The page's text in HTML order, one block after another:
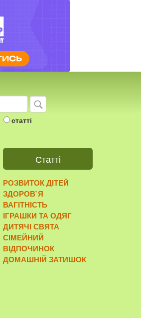
статті
Статті
РОЗВИТОК ДІТЕЙ
ЗДОРОВ`Я
ВАГІТНІСТЬ
ІГРАШКИ ТА ОДЯГ
ДИТЯЧІ СВЯТА
СІМЕЙНИЙ
ВІДПОЧИНОК
ДОМАШНІЙ ЗАТИШОК